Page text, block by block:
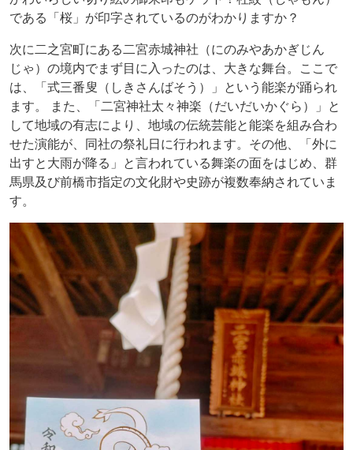
である「桜」が印字されているのがわかりますか？
次に二之宮町にある二宮赤城神社（にのみやあかぎじん
じゃ）の境内でまず目に入ったのは、大きな舞台。ここで
は、「式三番叟（しきさんばそう）」という能楽が踊られ
ます。 また、「二宮神社太々神楽（だいだいかぐら）」と
して地域の有志により、地域の伝統芸能と能楽を組み合わ
せた演能が、同社の祭礼日に行われます。その他、「外に
出すと大雨が降る」と言われている舞楽の面をはじめ、群
馬県及び前橋市指定の文化財や史跡が複数奉納されていま
す。